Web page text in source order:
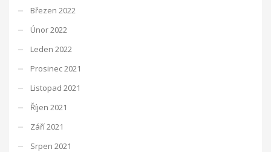
Březen 2022
Únor 2022
Leden 2022
Prosinec 2021
Listopad 2021
Říjen 2021
Září 2021
Srpen 2021